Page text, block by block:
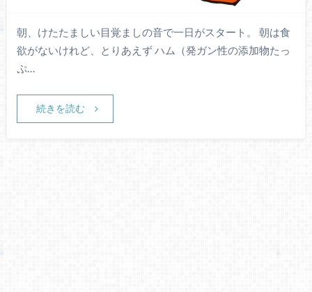
朝、けたたましい目覚ましの音で一日がスタート。 朝は食
欲がないけれど、とりあえず ハム（発ガン性の添加物たっ
ぷ…
続きを読む